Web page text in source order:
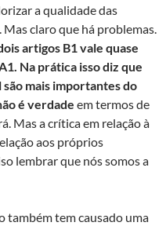
a qualidade das
claro que há problemas.
artigos B1 vale quase
Na prática isso diz que
mais importantes do
é verdade em termos de
Mas a crítica em relação à
aos próprios
lembrar que nós somos a
também tem causado uma